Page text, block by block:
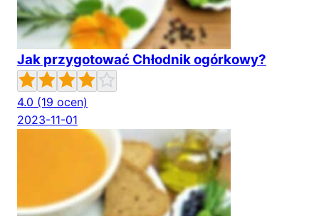
Jak przygotować Chłodnik ogórkowy?
4.0 (19 ocen)
2023-11-01